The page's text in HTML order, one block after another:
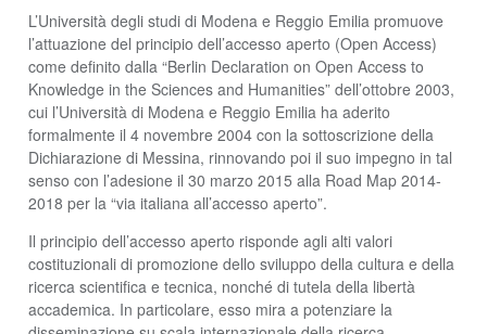
L’Università degli studi di Modena e Reggio Emilia promuove
l’attuazione del principio dell’accesso aperto (Open Access)
come definito dalla “Berlin Declaration on Open Access to
Knowledge in the Sciences and Humanities” dell’ottobre 2003,
cui l’Università di Modena e Reggio Emilia ha aderito
formalmente il 4 novembre 2004 con la sottoscrizione della
Dichiarazione di Messina, rinnovando poi il suo impegno in tal
senso con l’adesione il 30 marzo 2015 alla Road Map 2014-
2018 per la “via italiana all’accesso aperto”.
Il principio dell’accesso aperto risponde agli alti valori
costituzionali di promozione dello sviluppo della cultura e della
ricerca scientifica e tecnica, nonché di tutela della libertà
accademica. In particolare, esso mira a potenziare la